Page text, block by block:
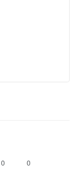
0 0